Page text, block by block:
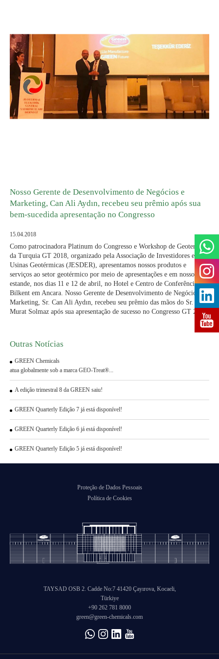
Nosso Gerente de Desenvolvimento de Negócios e
Marketing, Can Ali Aydın, recebeu seu prêmio após sua
bem-sucedida apresentação no Congresso
15.04.2018
Como patrocinadora Platinum do Congresso e Workshop de Geotermia
da Turquia GT 2018, organizado pela Associação de Investidores em
Usinas Geotérmicas (JESDER), apresentamos nossos produtos e
serviços ao setor geotérmico por meio de apresentações e em nosso
estande, nos dias 11 e 12 de abril, no Hotel e Centro de Conferências
Bilkent em Ancara. Nosso Gerente de Desenvolvimento de Negócios e
Marketing, Sr. Can Ali Aydın, recebeu seu prêmio das mãos do Sr.
Murat Solmaz após sua apresentação de sucesso no Congresso GT 2018.
Outras Notícias
GREEN Chemicals
atua globalmente sob a marca GEO-Treat®...
A edição trimestral 8 da GREEN saiu!
GREEN Quarterly Edição 7 já está disponível!
GREEN Quarterly Edição 6 já está disponível!
GREEN Quarterly Edição 5 já está disponível!
Proteção de Dados Pessoais
Política de Cookies
TAYSAD OSB 2. Cadde No:7 41420 Çayırova, Kocaeli,
Türkiye
+90 262 781 8000
green@green-chemicals.com
TreatON®